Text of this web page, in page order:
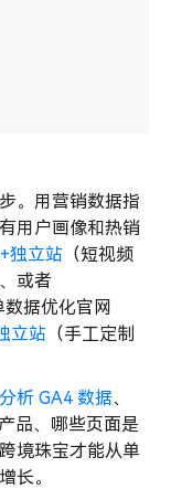
。用营销数据指
用户画像和热销
独立站 （短视频
或者
数据优化官网
立站 （手工定制
分析 GA4 数据、
品、哪些页面是
境珠宝才能从单
长。